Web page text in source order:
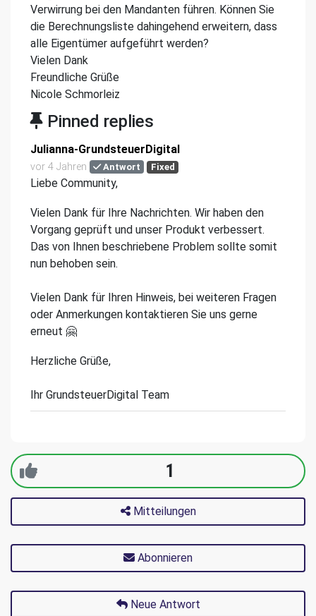
Verwirrung bei den Mandanten führen. Können Sie
die Berechnungsliste dahingehend erweitern, dass
alle Eigentümer aufgeführt werden?
Vielen Dank
Freundliche Grüße
Nicole Schmorleiz
Pinned replies
Julianna-GrundsteuerDigital
vor 4 Jahren Antwort Fixed
Liebe Community,
Vielen Dank für Ihre Nachrichten. Wir haben den
Vorgang geprüft und unser Produkt verbessert.
Das von Ihnen beschriebene Problem sollte somit
nun behoben sein.
Vielen Dank für Ihren Hinweis, bei weiteren Fragen
oder Anmerkungen kontaktieren Sie uns gerne
erneut 🤗
Herzliche Grüße,
Ihr GrundsteuerDigital Team
1
Mitteilungen
Abonnieren
Neue Antwort